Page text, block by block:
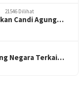
21546 Dilihat
Candi Agung…
Negara Terkai…